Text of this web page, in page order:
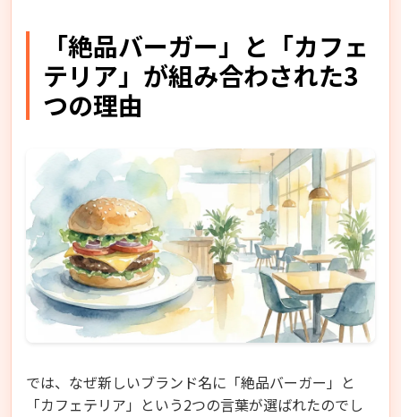
「絶品バーガー」と「カフェ
テリア」が組み合わされた3
つの理由
では、なぜ新しいブランド名に「絶品バーガー」と
「カフェテリア」という2つの言葉が選ばれたのでし